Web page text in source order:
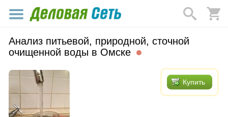
Анализ питьевой, природной, сточной
очищенной воды в Омске
Купить